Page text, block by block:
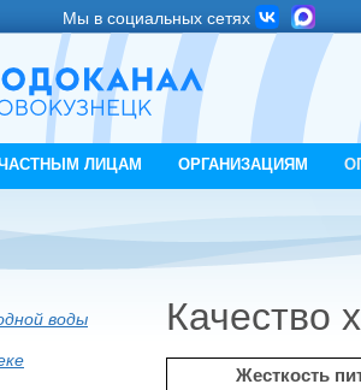
Мы в социальных сетях
ЛИЦАМ ОРГАНИЗАЦИЯМ
воды Качество
Жесткость